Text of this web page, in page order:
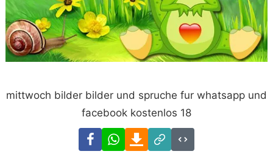
mittwoch bilder bilder und spruche fur whatsapp und
facebook kostenlos 18
FacebookWhatsAppDownload
Link
Code